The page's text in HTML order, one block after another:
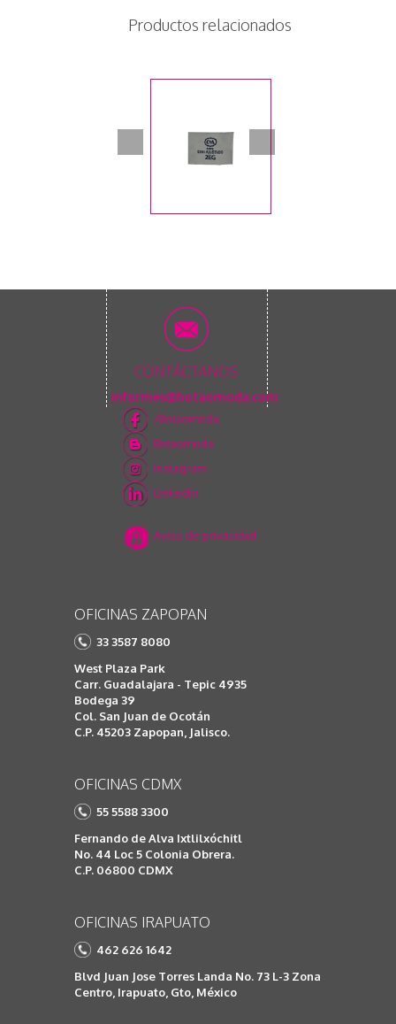
Productos relacionados
CONTÁCTANOS
informes@botaomoda.com
/Botaomoda
Botaomoda
Instagram
Linkedin
Aviso de privacidad
OFICINAS ZAPOPAN
33 3587 8080
West Plaza Park
Carr. Guadalajara - Tepic 4935
Bodega 39
Col. San Juan de Ocotán
C.P. 45203 Zapopan, Jalisco.
OFICINAS CDMX
55 5588 3300
Fernando de Alva Ixtlilxóchitl
No. 44 Loc 5 Colonia Obrera.
C.P. 06800 CDMX
OFICINAS IRAPUATO
462 626 1642
Blvd Juan Jose Torres Landa No. 73 L-3 Zona
Centro, Irapuato, Gto, México